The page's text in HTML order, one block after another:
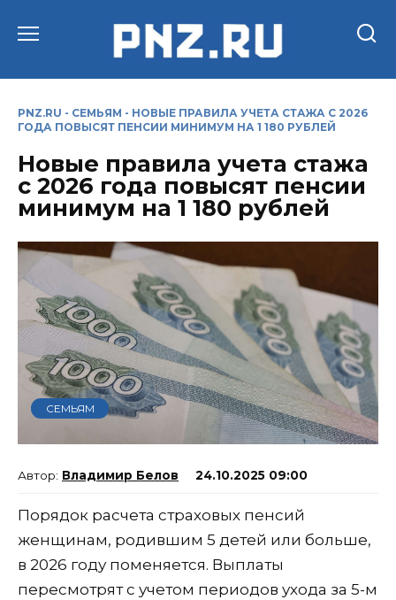
PNZ.RU - СЕМЬЯМ - НОВЫЕ ПРАВИЛА УЧЕТА СТАЖА С 2026
ГОДА ПОВЫСЯТ ПЕНСИИ МИНИМУМ НА 1 180 РУБЛЕЙ
Новые правила учета стажа
с 2026 года повысят пенсии
минимум на 1 180 рублей
СЕМЬЯМ
Владимир Белов 24.10.2025 09:00
Порядок расчета страховых пенсий
женщинам, родившим 5 детей или больше,
в 2026 году поменяется. Выплаты
пересмотрят с учетом периодов ухода за 5-м